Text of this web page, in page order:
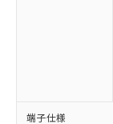
端子仕様
以下の
ご利用
(
対応予
非含有
定はあ
調査・
非含有
非該当
「○」
基準値